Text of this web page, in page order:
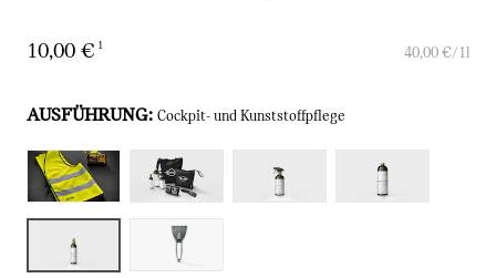
Aktueller Preis: 10,00 €
10,00 € 1
Aktueller
40,00 €/1l
AUSFÜHRUNG: Cockpit- und Kunststoffpflege